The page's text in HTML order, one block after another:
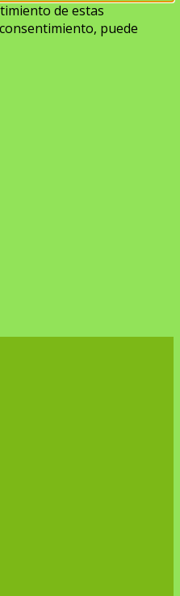
de estas
puede